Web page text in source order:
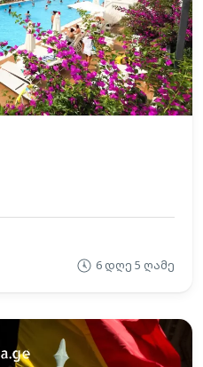
6 დღე 5 ღამე